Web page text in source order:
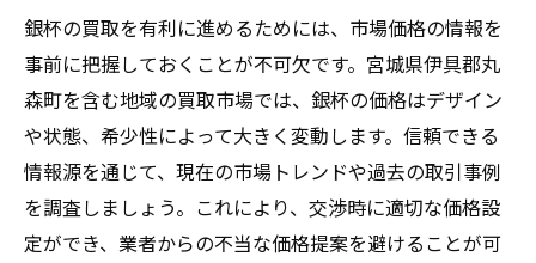
銀杯の買取を有利に進めるためには、市場価格の情報を
事前に把握しておくことが不可欠です。宮城県伊具郡丸
森町を含む地域の買取市場では、銀杯の価格はデザイン
や状態、希少性によって大きく変動します。信頼できる
情報源を通じて、現在の市場トレンドや過去の取引事例
を調査しましょう。これにより、交渉時に適切な価格設
定ができ、業者からの不当な価格提案を避けることが可